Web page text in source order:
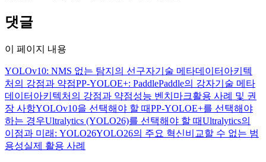
댓글
이 페이지 내용
YOLOv10: NMS 없는 탐지의 선구자기술 메타데이터 아키텍
처의 강점과 약점PP-YOLOE+: PaddlePaddle의 강자기술 메타
데이터 아키텍처의 강점과 약점성능 벤치마크활용 사례 및 권
장 사항YOLOv10을 선택해야 할 때PP-YOLOE+를 선택해야
하는 경우Ultralytics (YOLO26)를 선택해야 할 때Ultralytics의
이점과 미래: YOLO26YOLO26의 주요 혁신비교할 수 없는 범
용성실제 활용 사례